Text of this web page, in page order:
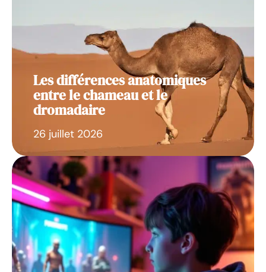
Les différences anatomiques
entre le chameau et le
dromadaire
26 juillet 2026